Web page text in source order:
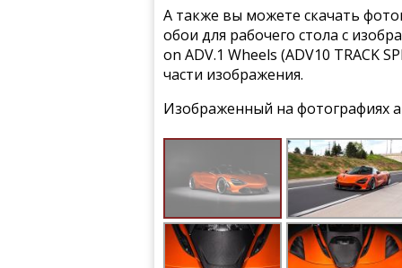
А также вы можете скачать
обои для рабочего стола с
on ADV.1 Wheels (ADV10 TRACK
части изображения.
Изображенный на фотографиях